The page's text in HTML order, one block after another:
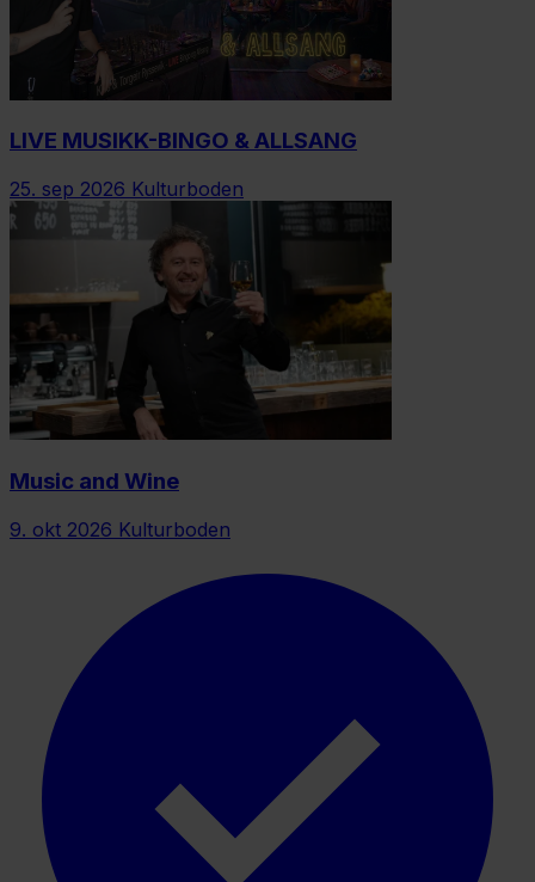
LIVE MUSIKK-BINGO & ALLSANG
25. sep 2026 Kulturboden
Music and Wine
9. okt 2026 Kulturboden